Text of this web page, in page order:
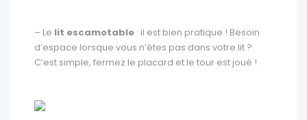
– Le lit escamotable : il est bien pratique ! Besoin
d’espace lorsque vous n’êtes pas dans votre lit ?
C’est simple, fermez le placard et le tour est joué !